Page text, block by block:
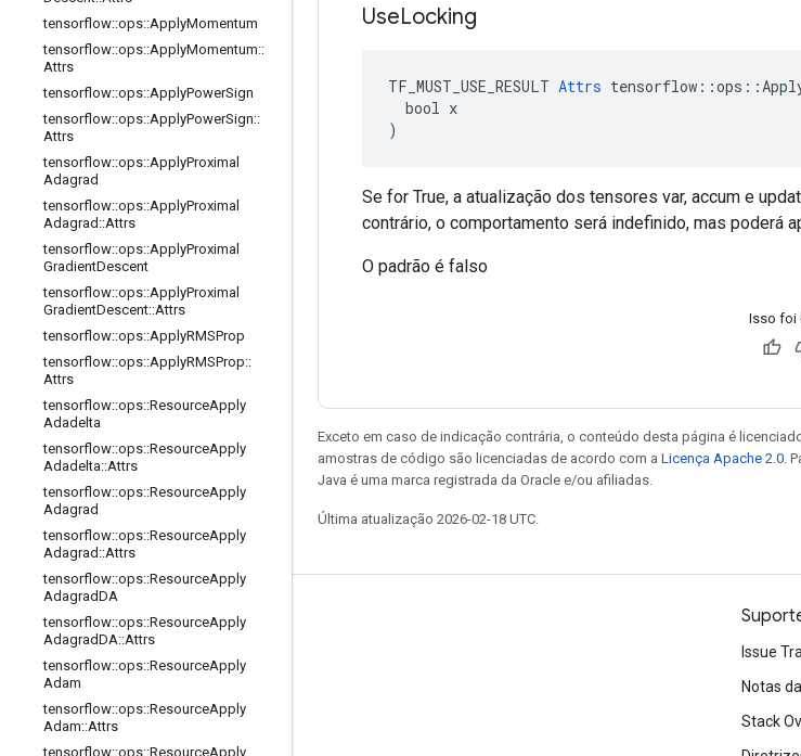
tensorflow::ops::ApplyMomentum
tensorflow::ops::ApplyMomentum::
Attrs
tensorflow::ops::ApplyPowerSign
tensorflow::ops::ApplyPowerSign::
Attrs
tensorflow::ops::ApplyProximal
Adagrad
tensorflow::ops::ApplyProximal
Adagrad ::Attrs
tensorflow::ops::ApplyProximal
GradientDescent
tensorflow::ops::ApplyProximal
GradientDescent::Attrs
tensorflow::ops::ApplyRMSProp
tensorflow::ops::ApplyRMSProp::
Attrs
tensorflow::ops::ResourceApply
Adadelta
tensorflow::ops::ResourceApply
Adadelta::Attrs
tensorflow::ops::ResourceApply
Adagrad
tensorflow::ops::ResourceApply
Adagrad ::Attrs
tensorflow::ops::ResourceApply
AdagradDA
tensorflow::ops::ResourceApply
AdagradDA::Attrs
tensorflow::ops::ResourceApply
Adam
tensorflow::ops::ResourceApply
Adam::Attrs
tensorflow::ops::ResourceApply
UseLocking
TF_MUST_USE_RESULT Attrs
  bool x
)
Se for True, a atualização dos tensores var, accum e
contrário, o comportamento será indefinido, mas poderá
O padrão é falso
Isso foi
Exceto em caso de indicação contrária, o conteúdo desta página é
amostras de código são licenciadas de acordo com a Licença Apache 2.0 .
Java é uma marca registrada da Oracle e/ou afiliadas.
Última atualização 2026-02-18 UTC.
Permanecer conectado
Fórum
GitHub
Issue
Notas
Stack